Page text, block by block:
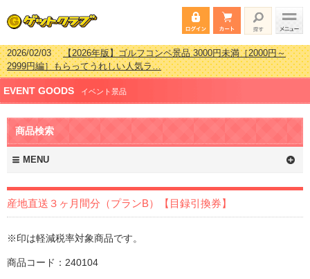
2026/02/03【2026年版】ゴルフコンペ景品 3000円未満［2000円～
2999円編］もらってうれしい人気ラ…
2026/07/15【2026年版】ビンゴゲーム景品おすすめ金額別人気ランキ
ング 更新しました！
2026/04/03【2026年版】ゴルフコンペ景品 3000円未満［2000円～
2999円編］もらってうれしい人気ラ…
2026/02/16
新しました！
EVENT GOODS イベント景品
商品検索
MENU
産地直送３ヶ月間分（プランB）【目録引換券】
※印は軽減税率対象商品です。
商品コード：240104